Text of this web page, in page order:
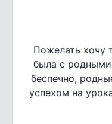
Пожелать хочу
была с родными
беспечно,
успехом на